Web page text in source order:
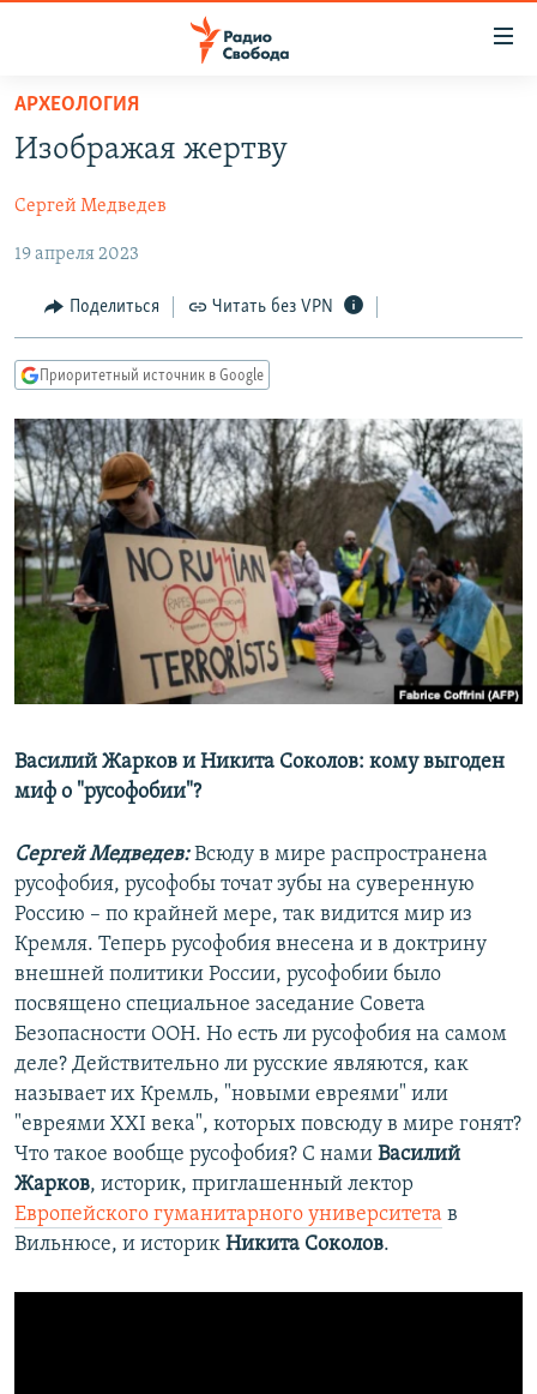
упрощенного
доступа
содержанию
Вернутся
главной
навигации
Вернутся
поиску
ПРОГРАММЫ
ПОДКАСТЫ
АВТОРСКИЕ ПРОЕКТЫ
ЦИТАТЫ СВОБОДЫ
МНЕНИЯ
КУЛЬТУРА
IDEL.РЕАЛИИ
КАВКАЗ.РЕАЛИИ
СЕВЕР.РЕАЛИИ
СИБИРЬ.РЕАЛИИ
РАСПИСАНИЕ ВЕЩАНИЯ
ПОДПИШИТЕСЬ НА РАССЫЛКУ
СОЦИАЛЬНЫЕ СЕТИ
АРХЕОЛОГИЯ
Изображая жертву
Сергей Медведев
19 апреля 2023
Поделиться Читать без VPN
Приоритетный источник в Google
Василий Жарков и Никита Соколов: кому выгоден
миф о "русофобии"?
Сергей Медведев:Всюду в мире распространена
русофобия, русофобы точат зубы на суверенную
Россию – по крайней мере, так видится мир из
Кремля. Теперь русофобия внесена и в доктрину
внешней политики России, русофобии было
посвящено специальное заседание Совета
Безопасности ООН. Но есть ли русофобия на самом
деле? Действительно ли русские являются, как
называет их Кремль, "новыми евреями" или
"евреями XXI века", которых повсюду в мире гонят?
Что такое вообще русофобия? С нами Василий
Жарков, историк, приглашенный лектор
Европейского гуманитарного университета в
Вильнюсе, и историк Никита Соколов.